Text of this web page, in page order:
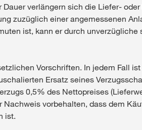
verlängern sich die Liefer-
zuzüglich einer angemessenen
ist, kann er durch
Vorschriften. In jedem Fall
Ersatz seines
0,5% des Nettopreises
vorbehalten, dass dem
ist.